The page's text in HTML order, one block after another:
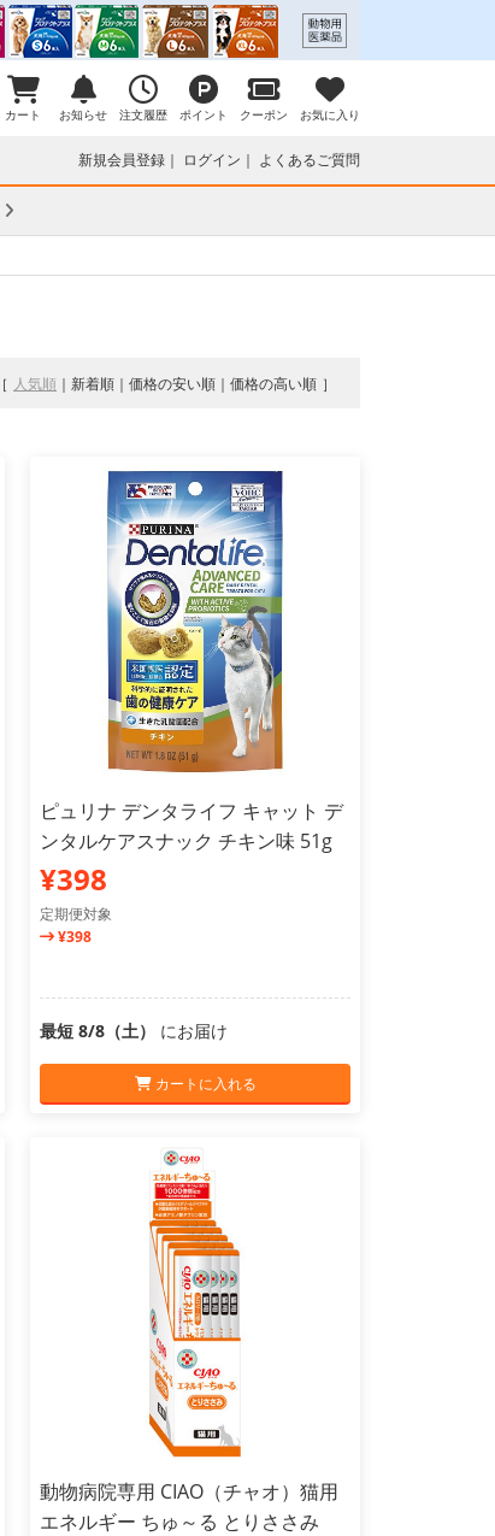
カート お知らせ 注文履歴 ポイント クーポン お気に入り
新規会員登録 ログイン よくあるご質問
人気順 新着順 価格の安い順 価格の高い順
ピュリナ デンタライフ キャット デ
ンタルケアスナック チキン味 51g
¥398
定期便対象
¥398
最短 8/8（土） にお届け
カートに入れる
動物病院専用 CIAO（チャオ）猫用
エネルギー ちゅ～る とりささみ